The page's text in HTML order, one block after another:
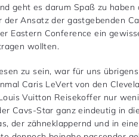
geht es darum Spaß zu haben
Ansatz der gastgebenden
Eastern Conference ein
wollten.
zu sein, war für uns
Caris LeVert von den
Vuitton Reisekoffer nur
Cavs-Star ganz eindeutig in
der zähneklappernd und in